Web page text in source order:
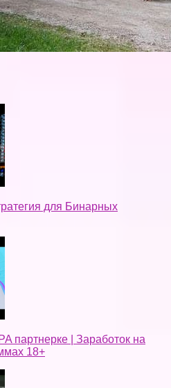
для Бинарных
партнерке | Заработок на
18+